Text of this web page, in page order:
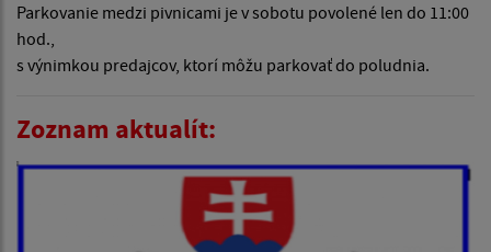
Parkovanie medzi pivnicami je v sobotu povolené len do 11:00
hod.,
s výnimkou predajcov, ktorí môžu parkovať do poludnia.
Zoznam aktualít: